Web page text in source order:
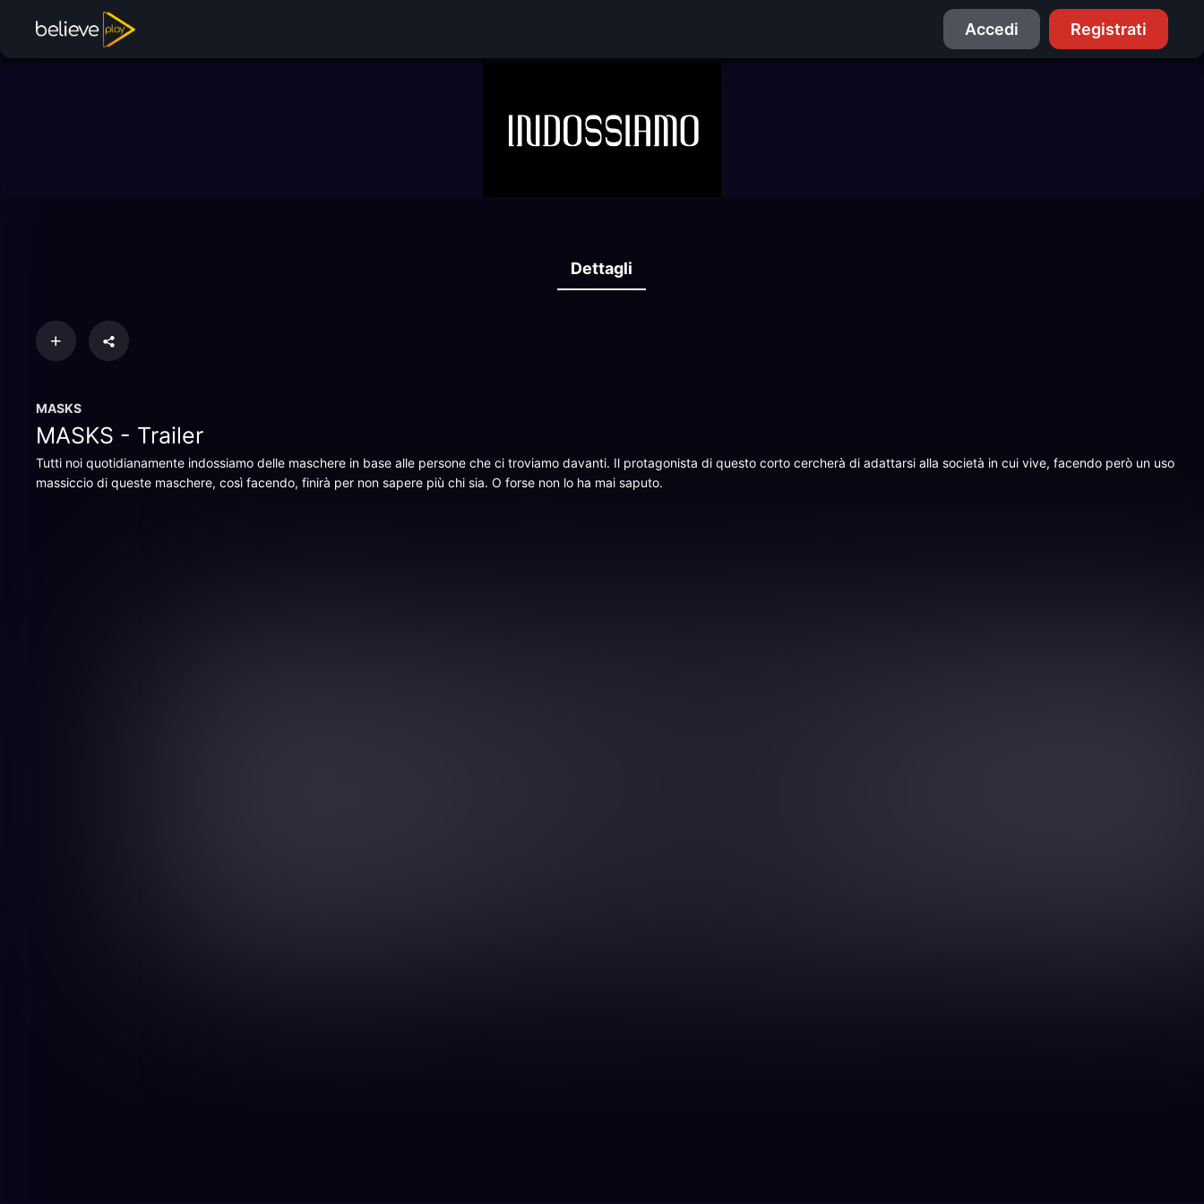
Accedi Registrati
Dettagli
MASKS
MASKS - Trailer
Tutti noi quotidianamente indossiamo delle maschere in base alle persone che ci troviamo davanti. Il protagonista di questo corto cercherà di adattarsi alla società in cui vive, facendo però un uso
massiccio di queste maschere, così facendo, finirà per non sapere più chi sia. O forse non lo ha mai saputo.